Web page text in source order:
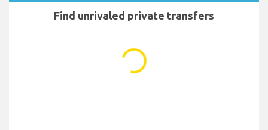
Find unrivaled private transfers
...